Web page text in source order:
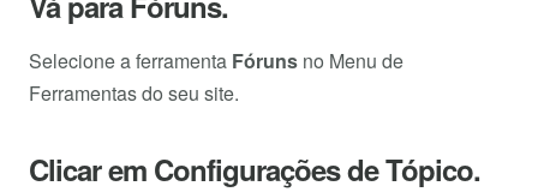
Selecione a ferramenta Fóruns no Menu de
Ferramentas do seu site.
Clicar em Configurações de Tópico.